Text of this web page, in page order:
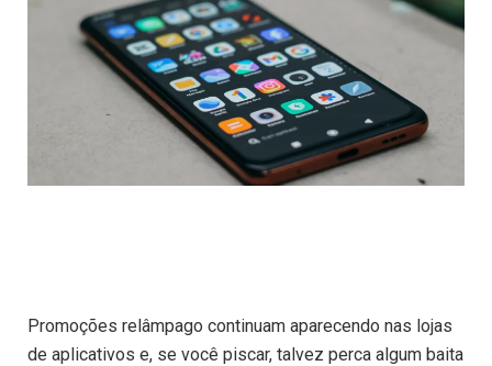
Promoções relâmpago continuam aparecendo nas lojas
de aplicativos e, se você piscar, talvez perca algum baita